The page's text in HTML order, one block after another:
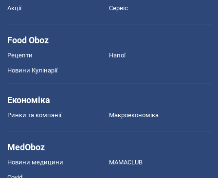
Акції Сервіс
Food Oboz
Рецепти Напої
Новини Кулінарії
Економіка
Ринки та компанії Макроекономіка
MedOboz
Новини медицини MAMACLUB